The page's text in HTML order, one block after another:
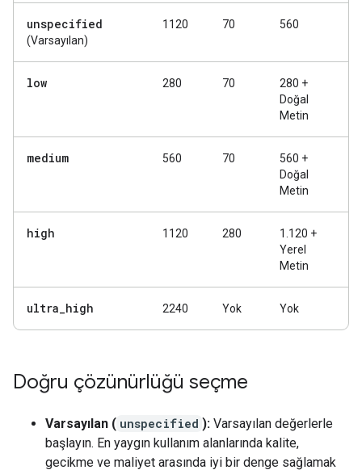
unspecified
(Varsayılan)
1120 70 560
low 280 70
280 +
Doğal
Metin
medium 560 70
560 +
Doğal
Metin
high 1120 280
1.120 +
Yerel
Metin
ultra_high 2240 Yok Yok
Doğru çözünürlüğü seçme
Varsayılan ( unspecified ): Varsayılan değerlerle
başlayın. En yaygın kullanım alanlarında kalite,
gecikme ve maliyet arasında iyi bir denge sağlamak